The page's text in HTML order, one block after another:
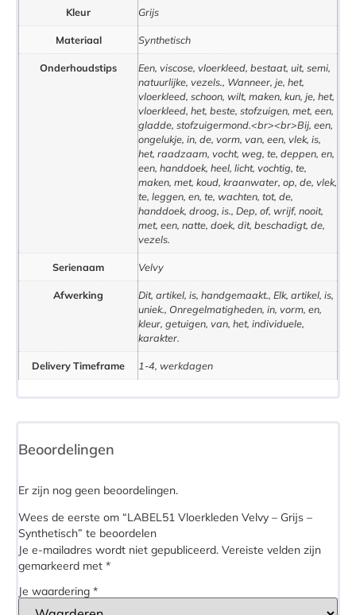
Kleur Grijs
Materiaal Synthetisch
Onderhoudstips
Een, viscose, vloerkleed, bestaat, uit, semi,
natuurlijke, vezels., Wanneer, je, het,
vloerkleed, schoon, wilt, maken, kun, je, het,
vloerkleed, het, beste, stofzuigen, met, een,
gladde, stofzuigermond.<br><br>Bij, een,
ongelukje, in, de, vorm, van, een, vlek, is,
het, raadzaam, vocht, weg, te, deppen, en,
een, handdoek, heel, licht, vochtig, te,
maken, met, koud, kraanwater, op, de, vlek,
te, leggen, en, te, wachten, tot, de,
handdoek, droog, is., Dep, of, wrijf, nooit,
met, een, natte, doek, dit, beschadigt, de,
vezels.
Serienaam Velvy
Afwerking
Dit, artikel, is, handgemaakt., Elk, artikel, is,
uniek., Onregelmatigheden, in, vorm, en,
kleur, getuigen, van, het, individuele,
karakter.
Delivery Timeframe 1-4, werkdagen
Beoordelingen
Er zijn nog geen beoordelingen.
Wees de eerste om “LABEL51 Vloerkleden Velvy – Grijs –
Synthetisch” te beoordelen
Je e-mailadres wordt niet gepubliceerd. Vereiste velden zijn
gemarkeerd met *
Je waardering *